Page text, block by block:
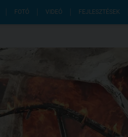
FOTÓ VIDEÓ FEJLESZTÉSEK